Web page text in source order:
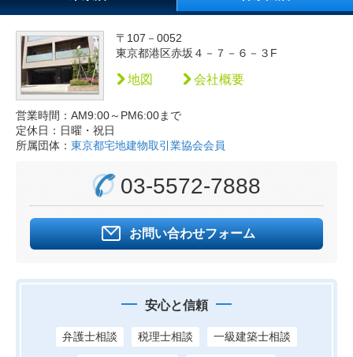
〒107－0052
東京都港区赤坂４－７－６－３F
地図 会社概要
営業時間：AM9:00～PM6:00まで
定休日：日曜・祝日
所属団体： 東京都宅地建物取引業協会会員
03-5572-7888
お問い合わせフォーム
安心と信頼
弁護士相談 税理士相談 一級建築士相談